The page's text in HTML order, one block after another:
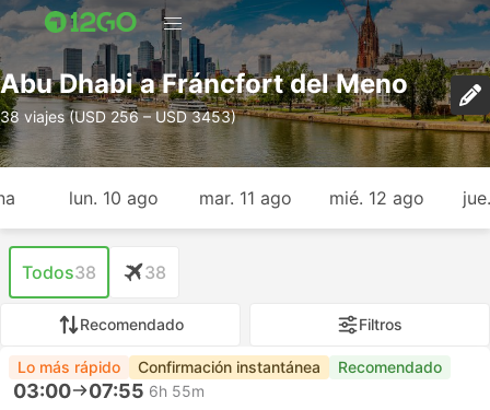
Abu Dhabi a Fráncfort del Meno
38 viajes (USD 256 – USD 3453)
lun. 10 ago mar. 11 ago mié. 12 ago
Todos38 38
Recomendado Filtros
Lo más rápido Confirmación instantánea Recomendado
03:00 07:55 6h 55m